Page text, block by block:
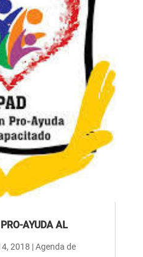
AYUDA AL
2018 |Agenda de